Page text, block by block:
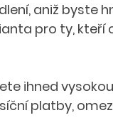
aniž byste
pro ty,
ihned
platby,